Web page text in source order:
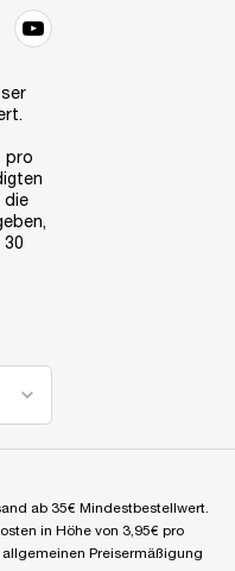
pro
die
30
ab 35€ Mindestbestellwert.
in Höhe von 3,95€ pro
Preisermäßigung